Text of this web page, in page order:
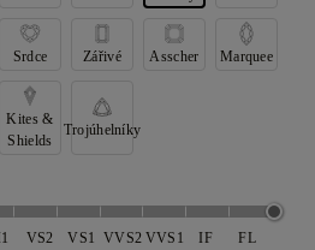
Srdce Zářivé Asscher Marquee
Kites &
Shields
Trojúhelníky
VS2 VS1 VVS2 VVS1 IF FL